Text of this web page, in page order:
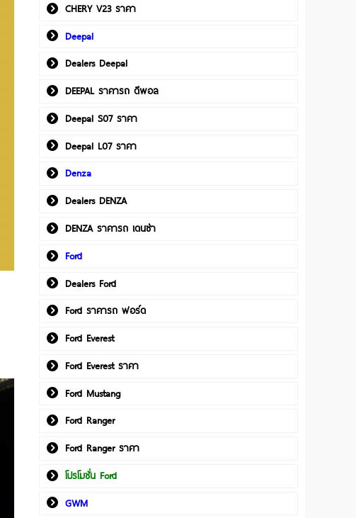
CHERY V23 ราคา
Deepal
Dealers Deepal
DEEPAL ราคารถ ดีพอล
Deepal S07 ราคา
Deepal L07 ราคา
Denza
Dealers DENZA
DENZA ราคารถ เดนซ่า
Ford
Dealers Ford
Ford ราคารถ ฟอร์ด
Ford Everest
Ford Everest ราคา
Ford Mustang
Ford Ranger
Ford Ranger ราคา
โปรโมชั่น Ford
GWM